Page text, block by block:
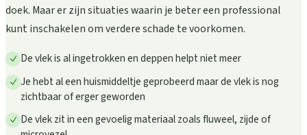
doek. Maar er zijn situaties waarin je beter een professional
kunt inschakelen om verdere schade te voorkomen.
De vlek is al ingetrokken en deppen helpt niet meer
Je hebt al een huismiddeltje geprobeerd maar de vlek is nog
zichtbaar of erger geworden
De vlek zit in een gevoelig materiaal zoals fluweel, zijde of